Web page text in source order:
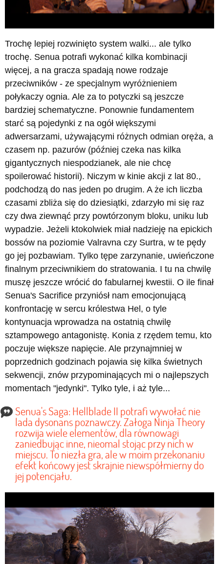
Trochę lepiej rozwinięto system walki... ale tylko
trochę. Senua potrafi wykonać kilka kombinacji
więcej, a na gracza spadają nowe rodzaje
przeciwników - ze specjalnym wyróżnieniem
połykaczy ognia. Ale za to potyczki są jeszcze
bardziej schematyczne. Ponownie fundamentem
starć są pojedynki z na ogół większymi
adwersarzami, używającymi różnych odmian oręża, a
czasem np. pazurów (później czeka nas kilka
gigantycznych niespodzianek, ale nie chcę
spoilerować historii). Niczym w kinie akcji z lat 80.,
podchodzą do nas jeden po drugim. A że ich liczba
czasami zbliża się do dziesiątki, zdarzyło mi się raz
czy dwa ziewnąć przy powtórzonym bloku, uniku lub
wypadzie. Jeżeli ktokolwiek miał nadzieję na epickich
bossów na poziomie Valravna czy Surtra, w te pędy
go jej pozbawiam. Tylko tępe zarzynanie, uwieńczone
finalnym przeciwnikiem do stratowania. I tu na chwilę
muszę jeszcze wrócić do fabularnej kwestii. O ile finał
Senua's Sacrifice przyniósł nam emocjonującą
konfrontację w sercu królestwa Hel, o tyle
kontynuacja wprowadza na ostatnią chwilę
sztampowego antagonistę. Konia z rzędem temu, kto
poczuje większe napięcie. Ale przynajmniej w
poprzednich godzinach pojawia się kilka świetnych
sekwencji, znów przypominających mi o najlepszych
momentach "jedynki". Tylko tyle, i aż tyle...
Senua's Saga: Hellblade II potrafi wywołać nie
lada dysonans poznawczy. Załoga Ninja Theory
rozwija wiele elementów, dla równowagi
zaniedbując inne, nieomal stojąc przy nich w
miejscu. To niezła gra, ale w moim przekonaniu
efekt końcowy jest skrajnie niewspółmierny do
jej potencjału.